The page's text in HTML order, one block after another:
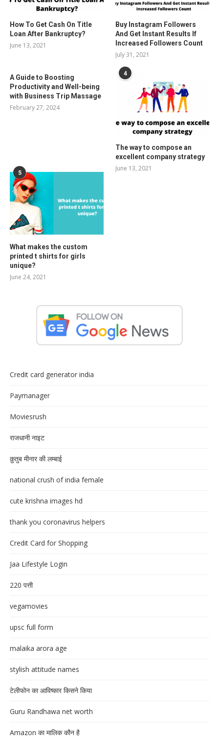
How To Get Cash On Title
Loan After Bankruptcy?
June 13, 2021
Buy Instagram Followers
And Get Instant Results If
Increased Followers Count
July 31, 2021
A Guide to Boosting
Productivity and Well-being
with Business Trip Massage
February 27, 2024
4
The way to compose an
excellent company strategy
June 13, 2021
5
What makes the custom
printed t shirts for girls
unique?
June 24, 2021
Credit card generator india
Paymanager
Moviesrush
राजधानी नाइट
क़ुतुब मीनार की लम्बाई
national crush of india female
cute krishna images hd
thank you coronavirus helpers
Credit Card for Shopping
Jaa Lifestyle Login
220 पत्ती
vegamovies
upsc full form
malaika arora age
stylish attitude names
टेलीफोन का आविष्कार किसने किया
Guru Randhawa net worth
Amazon का मालिक कौन है